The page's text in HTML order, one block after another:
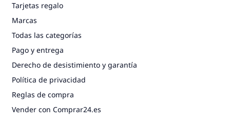
Tarjetas regalo
Marcas
Todas las categorías
Pago y entrega
Derecho de desistimiento y garantía
Política de privacidad
Reglas de compra
Vender con Comprar24.es